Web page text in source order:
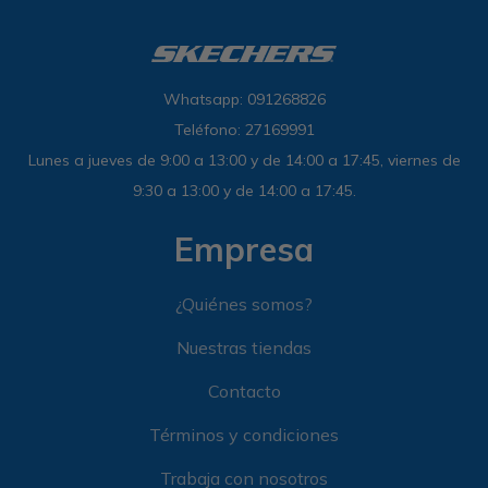
Whatsapp: 091268826
Teléfono: 27169991
Lunes a jueves de 9:00 a 13:00 y de 14:00 a 17:45, viernes de
9:30 a 13:00 y de 14:00 a 17:45.
Empresa
¿Quiénes somos?
Nuestras tiendas
Contacto
Términos y condiciones
Trabaja con nosotros